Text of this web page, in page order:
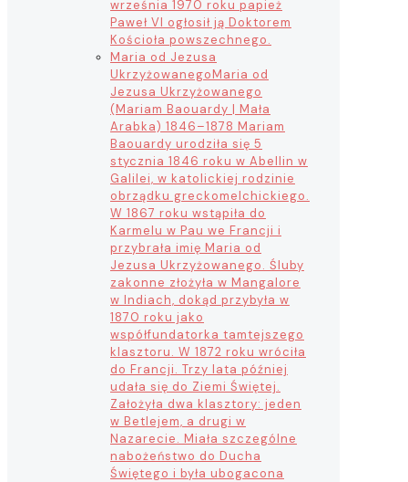
września 1970 roku papież
Paweł VI ogłosił ją Doktorem
Kościoła powszechnego.
Maria od Jezusa
UkrzyżowanegoMaria od
Jezusa Ukrzyżowanego
(Mariam Baouardy | Mała
Arabka) 1846–1878 Mariam
Baouardy urodziła się 5
stycznia 1846 roku w Abellin w
Galilei, w katolickiej rodzinie
obrządku greckomelchickiego.
W 1867 roku wstąpiła do
Karmelu w Pau we Francji i
przybrała imię Maria od
Jezusa Ukrzyżowanego. Śluby
zakonne złożyła w Mangalore
w Indiach, dokąd przybyła w
1870 roku jako
współfundatorka tamtejszego
klasztoru. W 1872 roku wróciła
do Francji. Trzy lata później
udała się do Ziemi Świętej.
Założyła dwa klasztory: jeden
w Betlejem, a drugi w
Nazarecie. Miała szczególne
nabożeństwo do Ducha
Świętego i była ubogacona